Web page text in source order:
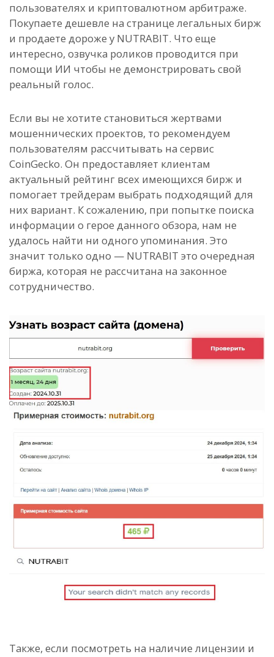
пользователях и криптовалютном арбитраже.
Покупаете дешевле на странице легальных бирж
и продаете дороже у NUTRABIT. Что еще
интересно, озвучка роликов проводится при
помощи ИИ чтобы не демонстрировать свой
реальный голос.
Если вы не хотите становиться жертвами
мошеннических проектов, то рекомендуем
пользователям рассчитывать на сервис
CoinGecko. Он предоставляет клиентам
актуальный рейтинг всех имеющихся бирж и
помогает трейдерам выбрать подходящий для
них вариант. К сожалению, при попытке поиска
информации о герое данного обзора, нам не
удалось найти ни одного упоминания. Это
значит только одно — NUTRABIT это очередная
биржа, которая не рассчитана на законное
сотрудничество.
Также, если посмотреть на наличие лицензии и